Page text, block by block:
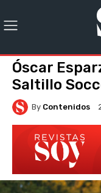
Óscar
Saltillo
By Contenidos